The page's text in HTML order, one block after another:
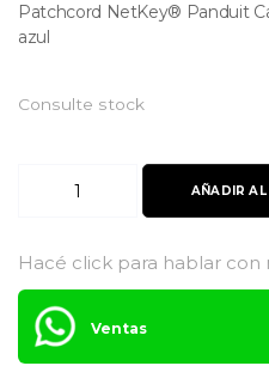
Patchcord NetKey® Panduit
azul
Consulte stock
NetKey®
-
cantidad
AÑADIR AL
Hacé click para hablar con
Ventas